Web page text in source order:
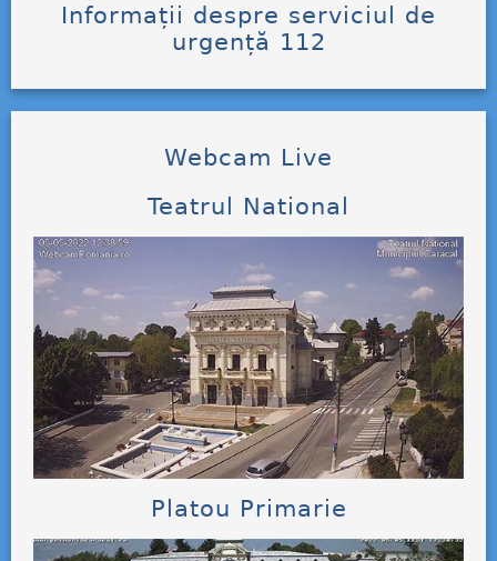
Informații despre serviciul de
urgență 112
Webcam Live
Teatrul National
Platou Primarie